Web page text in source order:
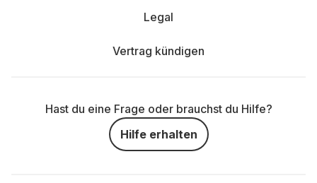
Legal
Vertrag kündigen
Hast du eine Frage oder brauchst du Hilfe?
Hilfe erhalten